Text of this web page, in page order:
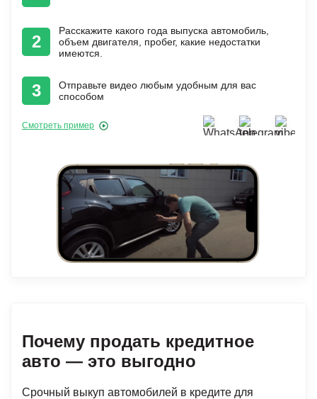
2
Расскажите какого года выпуска автомобиль,
объем двигателя, пробег, какие недостатки
имеются.
3
Отправьте видео любым удобным для вас
способом
Смотреть пример
Почему продать кредитное
авто — это выгодно
Срочный выкуп автомобилей в кредите для